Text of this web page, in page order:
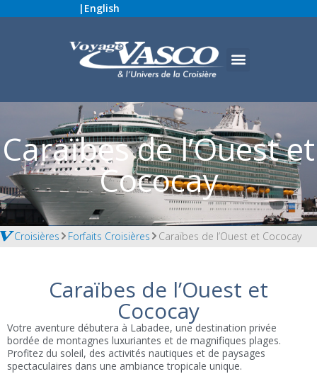
| English
Caraïbes de l’Ouest et
Cococay
Croisières Forfaits Croisières Caraïbes de l’Ouest et Cococay
Caraïbes de l’Ouest et
Cococay
Votre aventure débutera à Labadee, une destination privée
bordée de montagnes luxuriantes et de magnifiques plages.
Profitez du soleil, des activités nautiques et de paysages
spectaculaires dans une ambiance tropicale unique.